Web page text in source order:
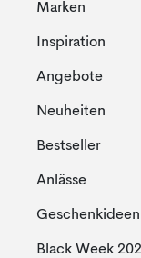
Marken
Inspiration
Angebote
Neuheiten
Bestseller
Anlässe
Geschenkideen
Black Week